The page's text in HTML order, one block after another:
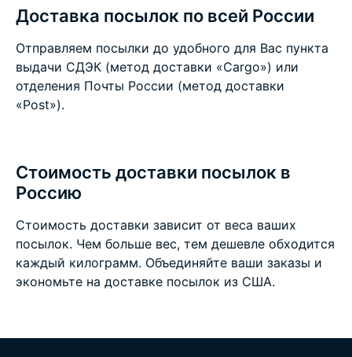
Доставка посылок по всей России
Отправляем посылки до удобного для Вас пункта
выдачи СДЭК (метод доставки «Cargo») или
отделения Почты России (метод доставки
«Post»).
Стоимость доставки посылок в
Россию
Стоимость доставки зависит от веса ваших
посылок. Чем больше вес, тем дешевле обходится
каждый килограмм. Объединяйте ваши заказы и
экономьте на доставке посылок из США.